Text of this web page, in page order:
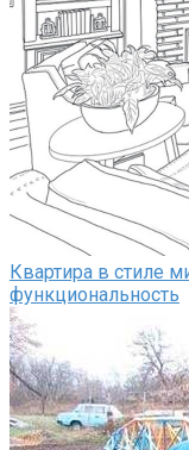
Квартира в стиле
функциональность